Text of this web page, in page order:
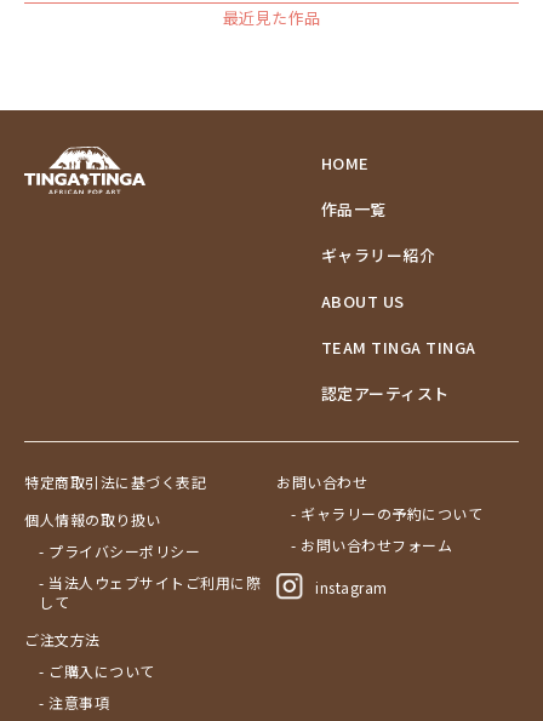
最近見た作品
HOME
作品一覧
ギャラリー紹介
ABOUT US
TEAM TINGA TINGA
認定アーティスト
特定商取引法に基づく表記
個人情報の取り扱い
- プライバシーポリシー
- 当法人ウェブサイトご利用に際
して
ご注文方法
- ご購入について
- 注意事項
お問い合わせ
- ギャラリーの予約について
- お問い合わせフォーム
instagram